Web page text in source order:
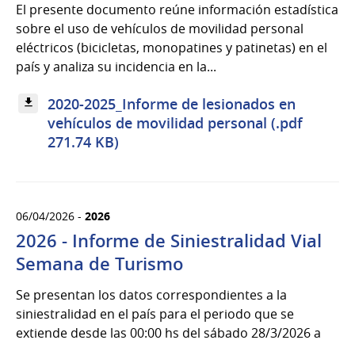
El presente documento reúne información estadística
sobre el uso de vehículos de movilidad personal
eléctricos (bicicletas, monopatines y patinetas) en el
país y analiza su incidencia en la...
2020-2025_Informe de lesionados en
vehículos de movilidad personal (.pdf
271.74 KB)
06/04/2026 - 2026
2026 - Informe de Siniestralidad Vial
Semana de Turismo
Se presentan los datos correspondientes a la
siniestralidad en el país para el periodo que se
extiende desde las 00:00 hs del sábado 28/3/2026 a